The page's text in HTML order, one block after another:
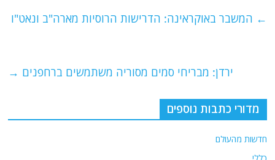
s
p
g
l
er
e
o
← המשבר באוקראינה: הדרישות הרוסיות מארה"ב ונאט"ו
ירדן: מבריחי סמים מסוריה משתמשים ברחפנים →
מדורי כתבות נוספים
חדשות מהעולם